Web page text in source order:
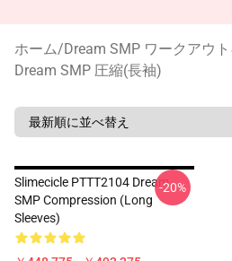
ホーム/Dream SMP ワークアウ
Dream SMP 圧縮(長袖)
Slimecicle PTTT2104 Dream
SMP Compression (long
Sleeves)
-20%